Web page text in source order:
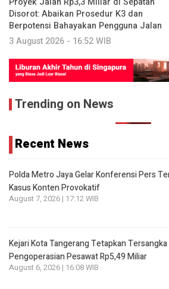
Disorot: Abaikan Prosedur K3 dan
Berpotensi Bahayakan Pengguna Jalan
3 August 2026 - 16:52 WIB
Trending on News
Recent News
Polda Metro Jaya Gelar Konferensi Pers
Kasus Konten Provokatif
August 7, 2026 | 17:12 WIB
Kejari Kota Tangerang Tetapkan
Pengoperasian Pesawat Rp5,49 Miliar
August 6, 2026 | 16:08 WIB